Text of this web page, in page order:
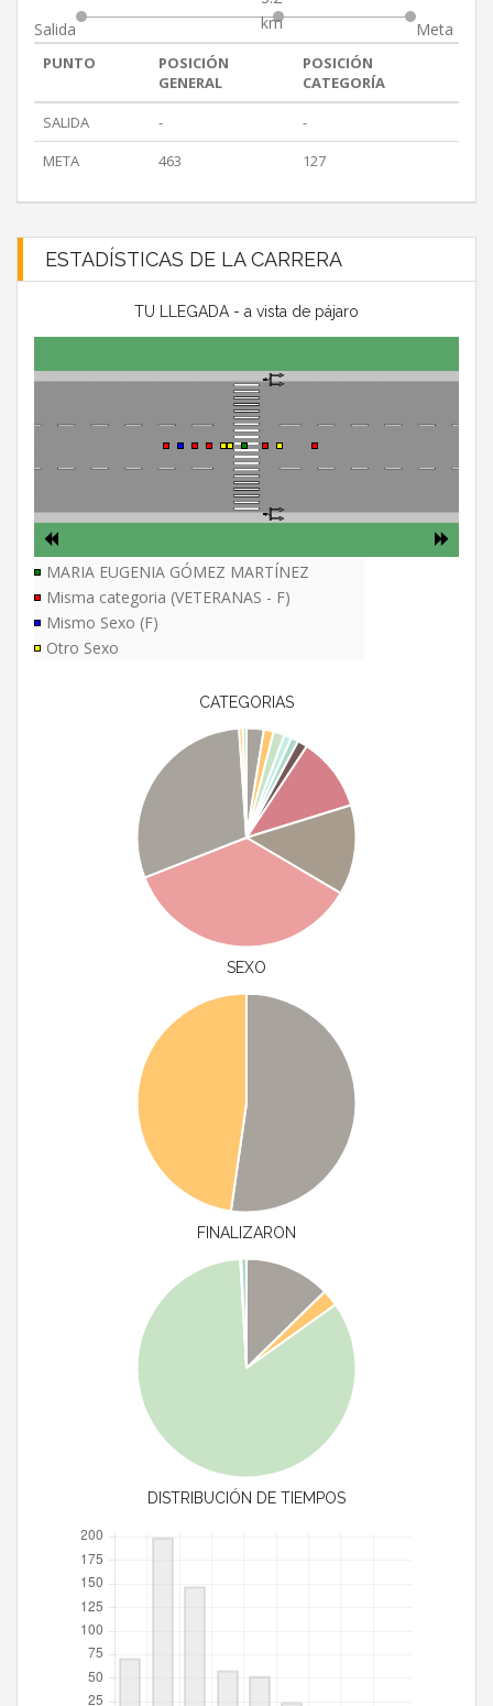
Salida
km
Meta
PUNTO
POSICIÓN
GENERAL
POSICIÓN
CATEGORÍA
SALIDA
-
-
META
463 127
ESTADÍSTICAS DE LA CARRERA
TU LLEGADA - a vista de pájaro
MARIA EUGENIA GÓMEZ MARTÍNEZ
Misma categoria (VETERANAS - F)
Mismo Sexo (F)
Otro Sexo
CATEGORIAS
SEXO
FINALIZARON
DISTRIBUCIÓN DE TIEMPOS